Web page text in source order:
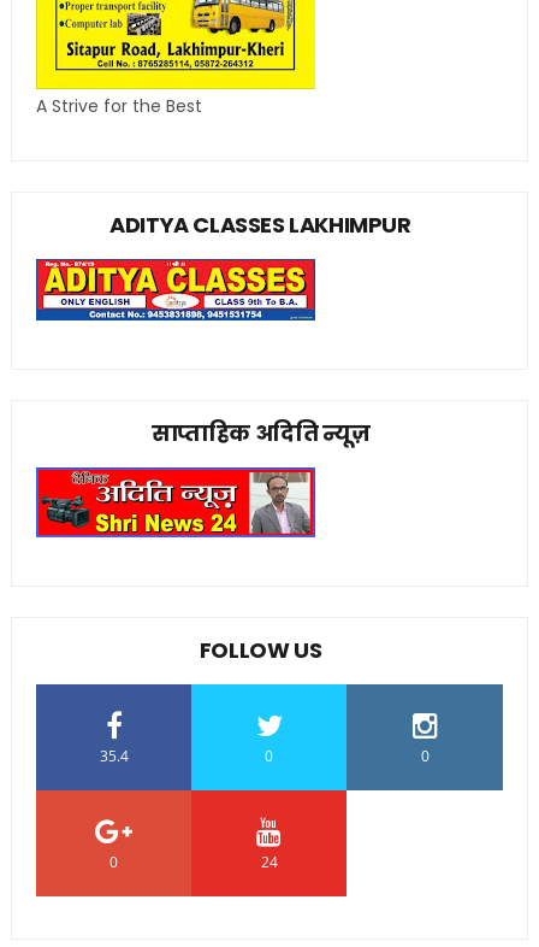
A Strive for the Best
ADITYA CLASSES LAKHIMPUR
साप्ताहिक अदिति न्यूज़
FOLLOW US
35.4 0 0
0 24